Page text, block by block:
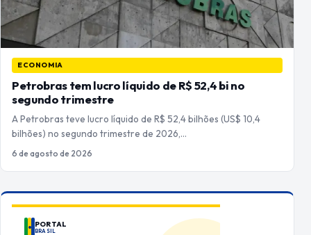
ECONOMIA
Petrobras tem lucro líquido de R$ 52,4 bi no
segundo trimestre
A Petrobras teve lucro líquido de R$ 52,4 bilhões (US$ 10,4
bilhões) no segundo trimestre de 2026,…
6 de agosto de 2026
PORTAL
BRASIL